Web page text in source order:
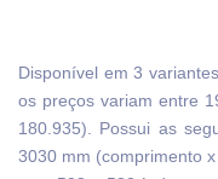
Disponível em 3
os preços variam entre
180.935). Possui as
3030 mm (comprimento